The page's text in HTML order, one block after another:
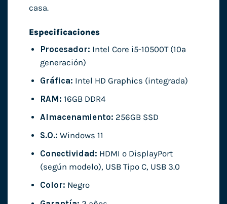
casa.
Especificaciones
Procesador: Intel Core i5-10500T (10ª
generación)
Gráfica: Intel HD Graphics (integrada)
RAM: 16GB DDR4
Almacenamiento: 256GB SSD
S.O.: Windows 11
Conectividad: HDMI o DisplayPort
(según modelo), USB Tipo C, USB 3.0
Color: Negro